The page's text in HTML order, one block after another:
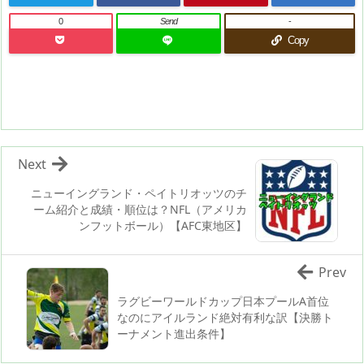
0 Send
Copy
-
ニューイングランド・ペイトリオッツのチ
ーム紹介と成績・順位は？NFL（アメリカ
ンフットボール）【AFC東地区】
Next
ラグビーワールドカップ日本プールA首位
なのにアイルランド絶対有利な訳【決勝ト
ーナメント進出条件】
Prev